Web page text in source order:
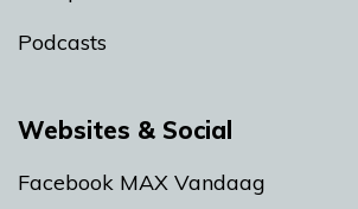
Podcasts
Websites & Social
Facebook MAX Vandaag